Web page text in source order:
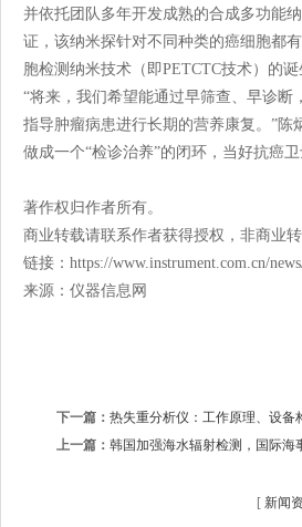
并依托团队多年开发成熟的合成多功能
证，该纳米探针对不同种类的癌细胞都
胞检测纳米技术（即PETCTC技术）的诞
“将来，我们希望能通过早筛查、早诊
指导肿瘤病患进行长期的营养康复。”
做成一个“检诊治养”的闭环，当好抗癌卫
著作权归作者所有。
商业转载请联系作者获得授权，非商业转
链接：https://www.instrument.com.cn/
来源：仪器信息网
下一篇： 热失重分析仪：工作原理、设备
上一篇： 韩国加强海水辐射检测，国际海
[ 新闻